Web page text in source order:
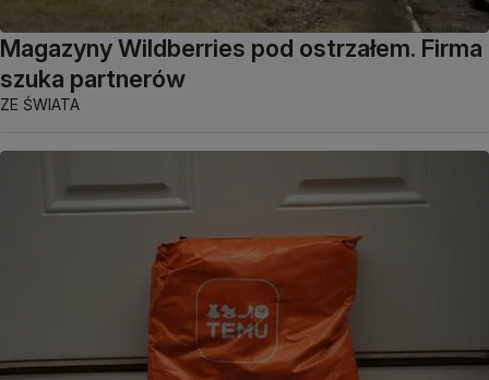
Magazyny Wildberries pod ostrzałem. Firma
szuka partnerów
ZE ŚWIATA